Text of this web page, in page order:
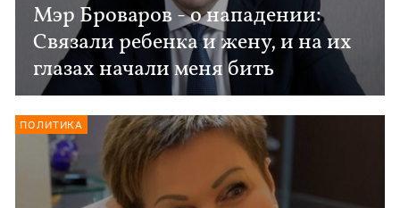
Мэр Броваров - о нападении:
Связали ребенка и жену, и на их
глазах начали меня бить
ПОЛИТИКА